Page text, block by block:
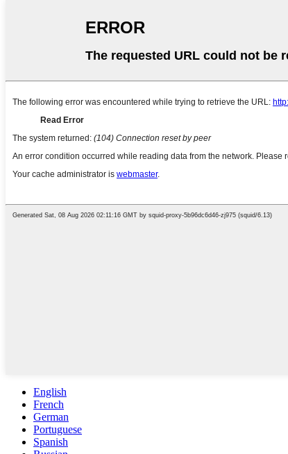
English
French
German
Portuguese
Spanish